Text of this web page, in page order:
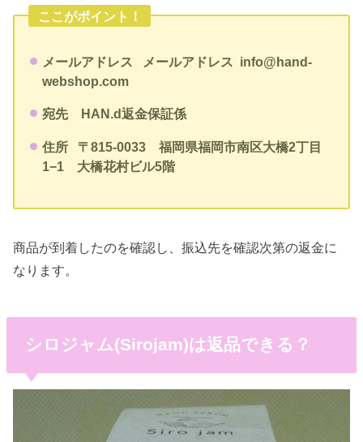
ここがポイント！
メールアドレス メールアドレス info@hand-
webshop.com
宛先 HAN.d返金保証係
住所
〒815-0033 福岡県福岡市南区大橋2丁目
1−1 大橋花村ビル5階
商品が到着したのを確認し、振込先を確認次第の返金に
なります。
シロジャム(Sirojam)は返品できる？